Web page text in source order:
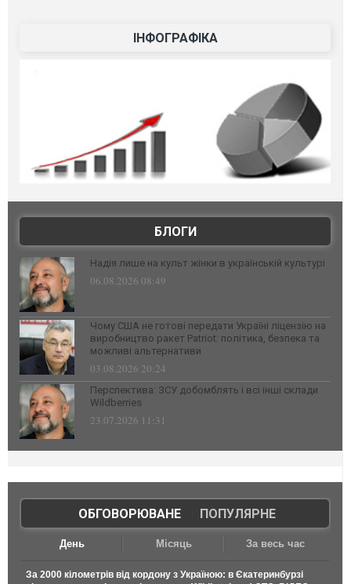
ІНФОГРАФІКА
БЛОГИ
Надія лише на культ жінки в українській культурі
06.08.2026 08:49
Чому США не готові передати Україні ліцензію на
виробництво ракет Patriot: політика, безпека та
можливі альтернативи
03.08.2026 20:24
Перспектива: ЗСУ добомблять і всі інші склади
Wildberries
23.07.2026 11:31
ОБГОВОРЮВАНЕ| ПОПУЛЯРНЕ
День Місяць За весь час
За 2000 кілометрів від кордону з Україною: в Єкатеринбурзі